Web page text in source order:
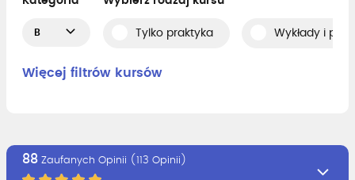
B Tylko praktyka Wykłady i
Więcej filtrów kursów
88 Zaufanych Opinii (113 Opinii)